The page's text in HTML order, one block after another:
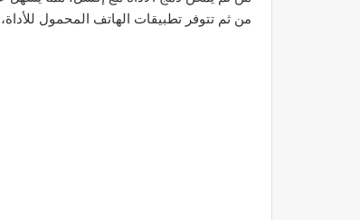
من ثم تتوفر تطبيقات الهاتف المحمول